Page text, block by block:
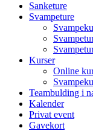
Sanketure
Svampeture
Kurser
Online
Teambulding i
Kalender
Privat event
Gavekort